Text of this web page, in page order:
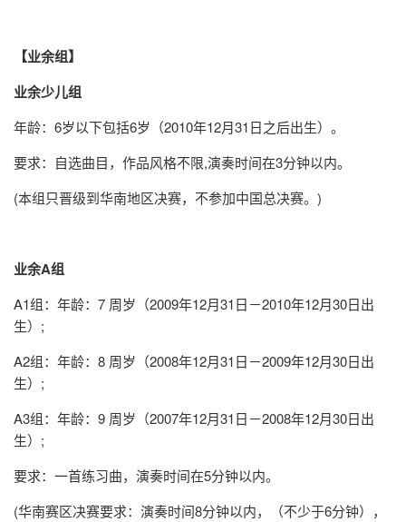
【业余组】
业余少儿组
年龄：6岁以下包括6岁（2010年12月31日之后出生）。
要求：自选曲目，作品风格不限,演奏时间在3分钟以内。
(本组只晋级到华南地区决赛，不参加中国总决赛。)
业余A组
A1组：年龄：7 周岁（2009年12月31日－2010年12月30日出
生）;
A2组：年龄：8 周岁（2008年12月31日－2009年12月30日出
生）;
A3组：年龄：9 周岁（2007年12月31日－2008年12月30日出
生）;
要求：一首练习曲，演奏时间在5分钟以内。
(华南赛区决赛要求：演奏时间8分钟以内，（不少于6分钟），